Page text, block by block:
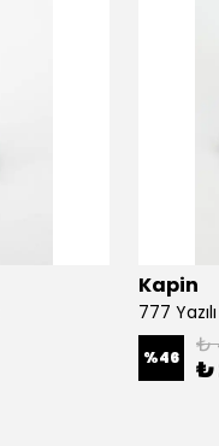
Kapin
%46 ₺
₺